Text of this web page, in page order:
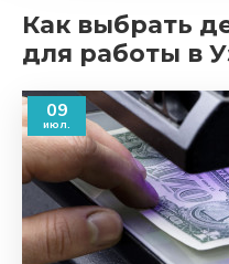
Как выбрать
для работы в
09
июл.